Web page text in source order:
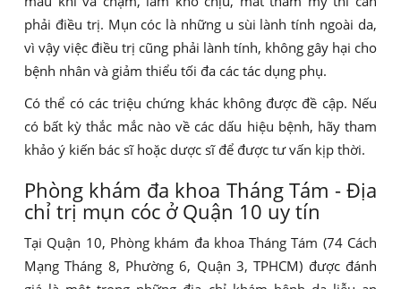
phải điều trị. Mụn cóc là những u sùi lành tính ngoài da,
vì vậy việc điều trị cũng phải lành tính, không gây hại cho
bệnh nhân và giảm thiểu tối đa các tác dụng phụ.
Có thể có các triệu chứng khác không được đề cập. Nếu
có bất kỳ thắc mắc nào về các dấu hiệu bệnh, hãy tham
khảo ý kiến bác sĩ hoặc dược sĩ để được tư vấn kịp thời.
Phòng khám đa khoa Tháng Tám - Địa
chỉ trị mụn cóc ở Quận 10 uy tín
Tại Quận 10, Phòng khám đa khoa Tháng Tám (74 Cách
Mạng Tháng 8, Phường 6, Quận 3, TPHCM) được đánh